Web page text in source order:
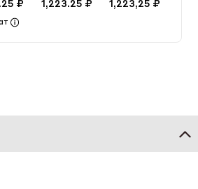
₽ 1,223.25 ₽ 1,223,25 ₽